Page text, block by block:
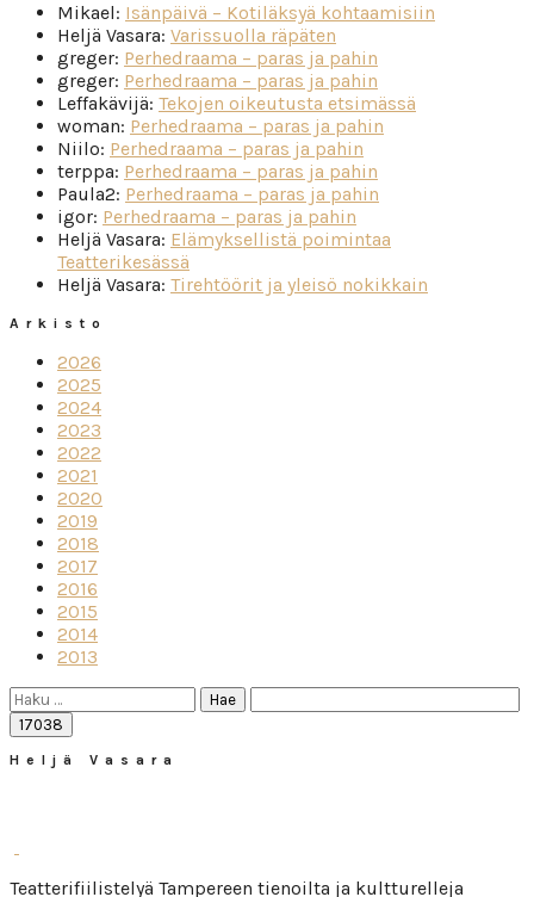
Mikael: Isänpäivä – Kotiläksyä kohtaamisiin
Heljä Vasara: Varissuolla räpäten
greger: Perhedraama – paras ja pahin
greger: Perhedraama – paras ja pahin
Leffakävijä: Tekojen oikeutusta etsimässä
woman: Perhedraama – paras ja pahin
Niilo: Perhedraama – paras ja pahin
terppa: Perhedraama – paras ja pahin
Paula2: Perhedraama – paras ja pahin
igor: Perhedraama – paras ja pahin
Heljä Vasara: Elämyksellistä poimintaa
Teatterikesässä
Heljä Vasara: Tirehtöörit ja yleisö nokikkain
Arkisto
2026
2025
2024
2023
2022
2021
2020
2019
2018
2017
2016
2015
2014
2013
Haku:
Heljä Vasara
Teatterifiilistelyä Tampereen tienoilta ja kultturelleja